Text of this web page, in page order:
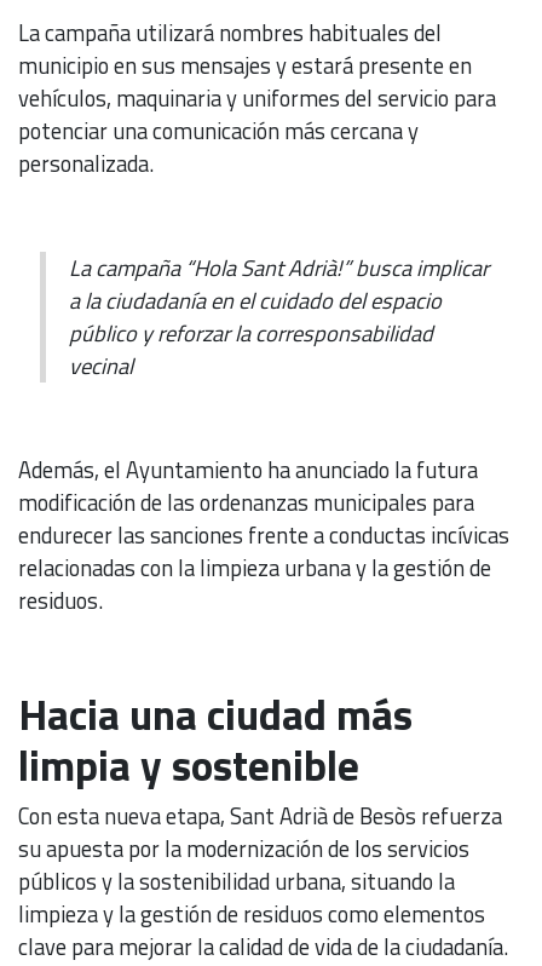
La campaña utilizará nombres habituales del
municipio en sus mensajes y estará presente en
vehículos, maquinaria y uniformes del servicio para
potenciar una comunicación más cercana y
personalizada.
La campaña “Hola Sant Adrià!” busca implicar
a la ciudadanía en el cuidado del espacio
público y reforzar la corresponsabilidad
vecinal
Además, el Ayuntamiento ha anunciado la futura
modificación de las ordenanzas municipales para
endurecer las sanciones frente a conductas incívicas
relacionadas con la limpieza urbana y la gestión de
residuos.
Hacia una ciudad más
limpia y sostenible
Con esta nueva etapa, Sant Adrià de Besòs refuerza
su apuesta por la modernización de los servicios
públicos y la sostenibilidad urbana, situando la
limpieza y la gestión de residuos como elementos
clave para mejorar la calidad de vida de la ciudadanía.